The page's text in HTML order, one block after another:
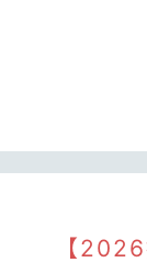
【